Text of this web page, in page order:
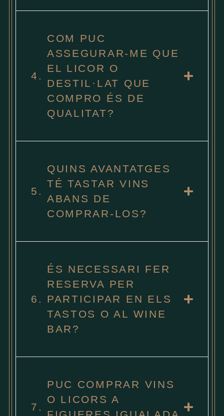
4.
COM PUC
ASSEGURAR-ME QUE
EL LICOR O
DESTIL·LAT QUE
COMPRO ÉS DE
QUALITAT?
5.
QUINS AVANTATGES
TÉ TASTAR VINS
ABANS DE
COMPRAR-LOS?
6.
ÉS NECESSARI FER
RESERVA PER
PARTICIPAR EN ELS
TASTOS O AL WINE
BAR?
7.
PUC COMPRAR VINS
O LICORS A